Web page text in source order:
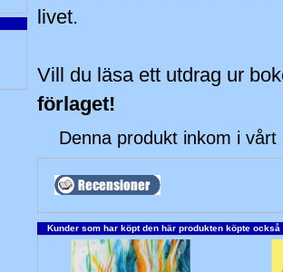
livet.
Vill du läsa ett utdrag ur
förlaget!
Denna produkt inkom i
Kunder som har köpt den här produkten köpte också